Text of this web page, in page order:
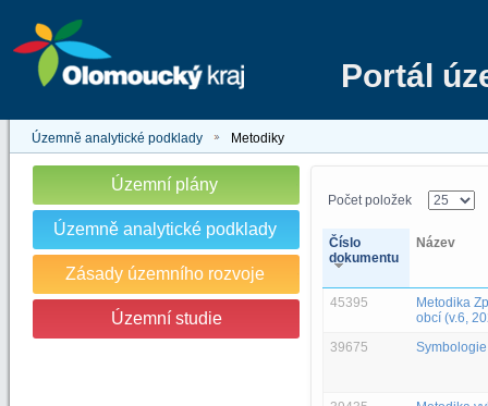
Portál
Územně analytické podklady Metodiky
Územní plány
Územně analytické podklady
Zásady územního rozvoje
Územní studie
Počet položek
Číslo
dokumentu
Název
45395
Metodika
obcí (v.6,
39675